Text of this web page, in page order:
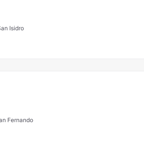
Isidro
Fernando